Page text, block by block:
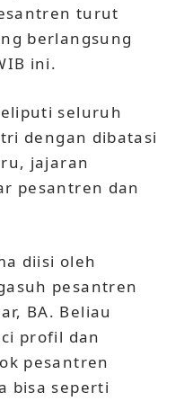
turut
berlangsung
ini.
seluruh
dengan dibatasi
jajaran
pesantren dan
diisi oleh
pesantren
BA. Beliau
profil dan
pesantren
bisa seperti